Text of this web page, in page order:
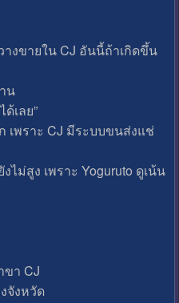
างขายใน CJ อันนี้ถ้าเกิดขึ้น
น
เลย”
พราะ CJ มีระบบขนส่งแช่
สูง เพราะ Yoguruto ดูเน้น
า CJ
งหวัด